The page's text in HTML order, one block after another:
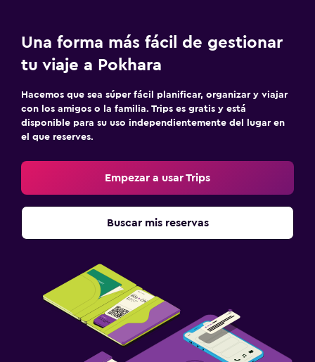
Una forma más fácil de gestionar
tu viaje a Pokhara
Hacemos que sea súper fácil planificar, organizar y viajar
con los amigos o la familia. Trips es gratis y está
disponible para su uso independientemente del lugar en
el que reserves.
Empezar a usar Trips
Buscar mis reservas